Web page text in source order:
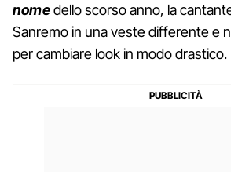
nomedello scorso anno, la
Sanremo in una veste differente e
per cambiare look in modo drastico.